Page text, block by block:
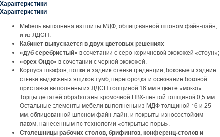
Характеристики
Характеристики
Мебель выполнена из плиты МДФ, облицованной шпоном файн-лайн,
и из ЛДСП.
Кабинет выпускается в двух цветовых решениях:
«дуб серебристый» в сочетании с серо-коричневой экокожей «стоун»;
«орех Ондо» в сочетании с черной экокожей.
Корпуса шкафов, полки и задние стенки греденций, боковые и задние
стенки выдвижных ящиков тумб, перегородка и основание боковой
приставки выполнены из ЛДСП толщиной 16 мм в цвете «мокко».
Торцы деталей обработаны кромочной ПВХ-лентой толщиной 0,5 мм.
Остальные элементы мебели выполнены из МДФ толщиной 16 и 25
мм, облицованной шпоном файн-лайн, и покрыты износостойким
лаком, нанесенным по технологии «открытые поры».
Столешницы рабочих столов, брифингов, конференц-столов и